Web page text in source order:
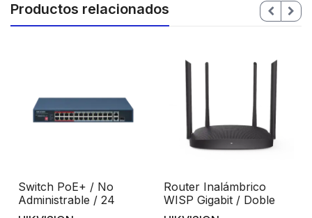
Productos relacionados
Switch PoE+ / No
Administrable / 24
Puertos 10/100 Mbps
Router Inalámbrico
WISP Gigabit / Doble
Banda AC (2.4 GHz y 5